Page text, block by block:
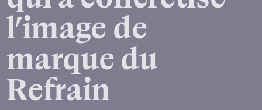
l’image de
marquedu
Refrain